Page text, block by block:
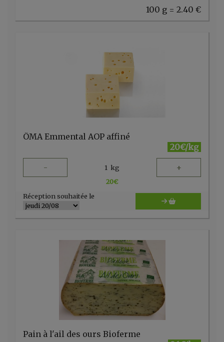
100 g = 2.40 €
ÖMA Emmental AOP affiné
20€/kg
- 1 kg +
20€
Réception souhaitée le
Pain à l'ail des ours Bioferme